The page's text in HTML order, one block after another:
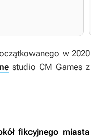
w 2020
studio CM Games z
fikcyjnego miasta